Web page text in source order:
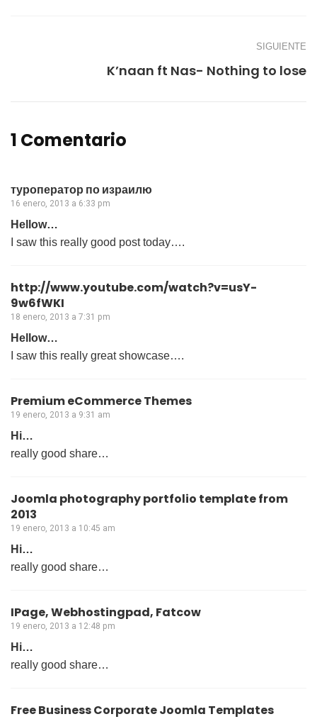
SIGUIENTE
K’naan ft Nas- Nothing to lose
1 Comentario
туроператор по израилю
16 enero, 2013 a 6:33 pm
Hellow…
I saw this really good post today….
http://www.youtube.com/watch?v=usY-
9w6fWKI
18 enero, 2013 a 7:31 pm
Hellow…
I saw this really great showcase….
Premium eCommerce Themes
19 enero, 2013 a 9:31 am
Hi…
really good share…
Joomla photography portfolio template from
2013
19 enero, 2013 a 10:45 am
Hi…
really good share…
IPage, Webhostingpad, Fatcow
19 enero, 2013 a 12:48 pm
Hi…
really good share…
Free Business Corporate Joomla Templates